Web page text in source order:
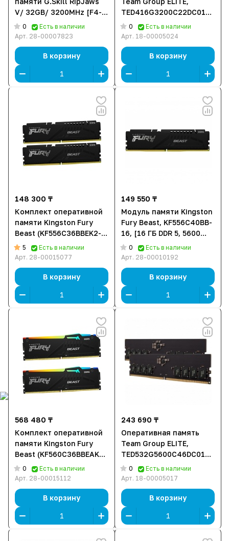
V/ 32GB/ 3200MHz [F4-
3200C16D-32GVK] [16 ГБ
DDR 4, 3200 МГц,
0
Есть в наличии
Арт. 28-00007823
В корзину
TED416G3200C22DC01
[16 ГБ DDR 4, 3200 МГц,
1.2 В, KIT]
0
Есть в наличии
Арт. 18-00005024
В корзину
148 300 ₸
Комплект оперативной
памяти Kingston Fury
Beast (KF556C36BBEK2-
16) [16 ГБ, DDR 5, 5600
МГц, 1.25 В, KIT]
5
Есть в наличии
Арт. 28-00015077
В корзину
149 550 ₸
Модуль памяти Kingston
Fury Beast, KF556C40BB-
16, [16 ГБ DDR 5, 5600
МГц, 44800 Мб/с, 1.2 В]
0
Есть в наличии
Арт. 28-00010192
В корзину
568 480 ₸
Комплект оперативной
памяти Kingston Fury
Beast (KF560C36BBEAK2-
64) [64 ГБ, DDR 5, 6000
МГц, 1.35 В, подсветка,
0
Есть в наличии
Арт. 28-00015112
В корзину
243 690 ₸
Оперативная память
Team Group ELITE,
TED532G5600C46DC01
[32 ГБ DDR 5, 5600 МГц,
1.1 В, KIT]
0
Есть в наличии
Арт. 18-00005017
В корзину